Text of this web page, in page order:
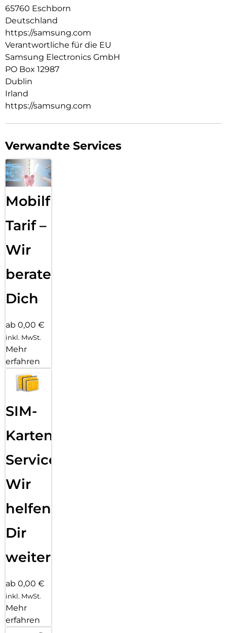
65760 Eschborn
Deutschland
https://samsung.com
Verantwortliche für die EU
Samsung Electronics GmbH
PO Box 12987
Dublin
Irland
https://samsung.com
Verwandte Services
Mobilfunk
Tarif –
Wir
beraten
Dich
ab 0,00 €
inkl. MwSt.
Mehr
erfahren
SIM-
Karten
Service:
Wir
helfen
Dir
weiter
ab 0,00 €
inkl. MwSt.
Mehr
erfahren